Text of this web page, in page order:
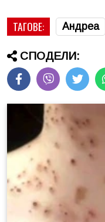
ТАГОВЕ: Андреа
СПОДЕЛИ: